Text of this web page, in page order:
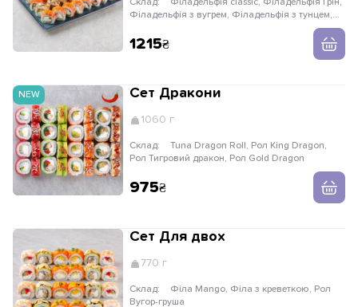
Склад:
Філадельфія з вугрем, Філадельфія з тунцем,
1215
NEW Сет Дракони
1060 г
Склад:
Рол Тигровий дракон, Рол Gold Dragon
975
Сет Для двох
770 г
Склад:
Вугор-груша